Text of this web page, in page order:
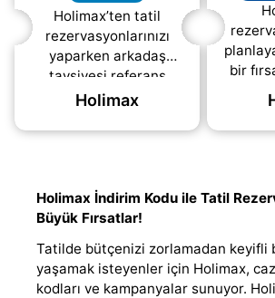
Holimax’ten tatil
rezervasyonlarınızı
yaparken arkadaş
tavsiyesi referans
kodunu kullanarak
edin!HoliParaile seçili
Holimax
bir
Holimax İndirim Kodu ile Tatil
Büyük Fırsatlar!
Tatilde bütçenizi zorlamadan keyifli
yaşamak isteyenler için Holimax,
kodları ve kampanyalar sunuyor.